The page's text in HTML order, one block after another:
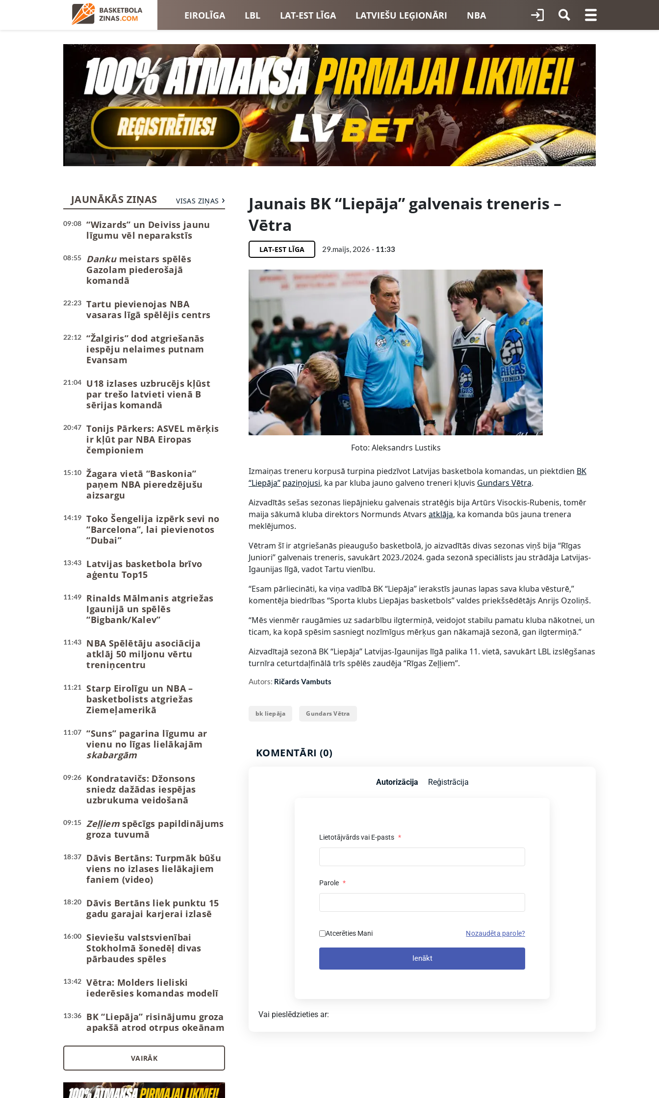
EIROLĪGA LBL LAT-EST LĪGA LATVIEŠU LEĢIONĀRI NBA
EIROKAUSI LATVIJAS IZLASE
JAUNĀKĀS ZIŅAS VISAS ZIŅAS
09:08
“Wizards” un Deiviss jaunu
līgumu vēl neparakstīs
08:55 Dankumeistars spēlēs
Gazolam piederošajā
komandā
22:23
Tartu pievienojas NBA
vasaras līgā spēlējis centrs
22:12
“Žalgiris” dod atgriešanās
iespēju nelaimes putnam
Evansam
21:04
U18 izlases uzbrucējs kļūst
par trešo latvieti vienā B
sērijas komandā
20:47
Tonijs Pārkers: ASVEL mērķis
ir kļūt par NBA Eiropas
čempioniem
15:10
Žagara vietā “Baskonia”
paņem NBA pieredzējušu
aizsargu
14:19
Toko Šengelija izpērk sevi no
“Barcelona”, lai pievienotos
“Dubai”
13:43
Latvijas basketbola brīvo
aģentu Top15
11:49
Rinalds Mālmanis atgriežas
Igaunijā un spēlēs
“Bigbank/Kalev”
11:43
NBA Spēlētāju asociācija
atklāj 50 miljonu vērtu
treniņcentru
11:21
Starp Eirolīgu un NBA –
basketbolists atgriežas
Ziemeļamerikā
11:07
“Suns” pagarina līgumu ar
vienu no līgas lielākajām
skabargām
09:26
Kondratavičs: Džonsons
sniedz dažādas iespējas
uzbrukuma veidošanā
09:15 Zeļļiemspēcīgs papildinājums
groza tuvumā
18:37
Dāvis Bertāns: Turpmāk būšu
viens no izlases lielākajiem
faniem (video)
18:20
Dāvis Bertāns liek punktu 15
gadu garajai karjerai izlasē
16:00
Sieviešu valstsvienībai
Stokholmā šonedēļ divas
pārbaudes spēles
13:42
Vētra: Molders lieliski
iederēsies komandas modelī
13:36
BK “Liepāja” risinājumu groza
apakšā atrod otrpus okeānam
VAIRĀK
Jaunais BK “Liepāja” galvenais treneris –
Vētra
LAT-EST LĪGA 29.maijs, 2026 - 11:33
Foto: Aleksandrs Lustiks
Izmaiņas treneru korpusā turpina piedzīvot Latvijas basketbola komandas, un piektdien BK
“Liepāja” paziņojusi, ka par kluba jauno galveno treneri kļuvis Gundars Vētra.
Aizvadītās sešas sezonas liepājnieku galvenais stratēģis bija Artūrs Visockis-Rubenis, tomēr
maija sākumā kluba direktors Normunds Atvars atklāja, ka komanda būs jauna trenera
meklējumos.
Vētram šī ir atgriešanās pieaugušo basketbolā, jo aizvadītās divas sezonas viņš bija “Rīgas
Juniori” galvenais treneris, savukārt 2023./2024. gada sezonā speciālists jau strādāja Latvijas-
Igaunijas līgā, vadot Tartu vienību.
“Esam pārliecināti, ka viņa vadībā BK “Liepāja” ierakstīs jaunas lapas sava kluba vēsturē,”
komentēja biedrības “Sporta klubs Liepājas basketbols” valdes priekšsēdētājs Anrijs Ozoliņš.
“Mēs vienmēr raugāmies uz sadarbību ilgtermiņā, veidojot stabilu pamatu kluba nākotnei, un
ticam, ka kopā spēsim sasniegt nozīmīgus mērķus gan nākamajā sezonā, gan ilgtermiņā.”
Aizvadītajā sezonā BK “Liepāja” Latvijas-Igaunijas līgā palika 11. vietā, savukārt LBL izslēgšanas
turnīra ceturtdaļfinālā trīs spēlēs zaudēja “Rīgas Zeļļiem”.
Autors: Ričards Vambuts
bk liepāja Gundars Vētra
KOMENTĀRI (0)
Autorizācija Reģistrācija
Lietotājvārds vai E-pasts *
Parole *
Atcerēties Mani Nozaudēta parole?
Ienākt
Vai pieslēdzieties ar: